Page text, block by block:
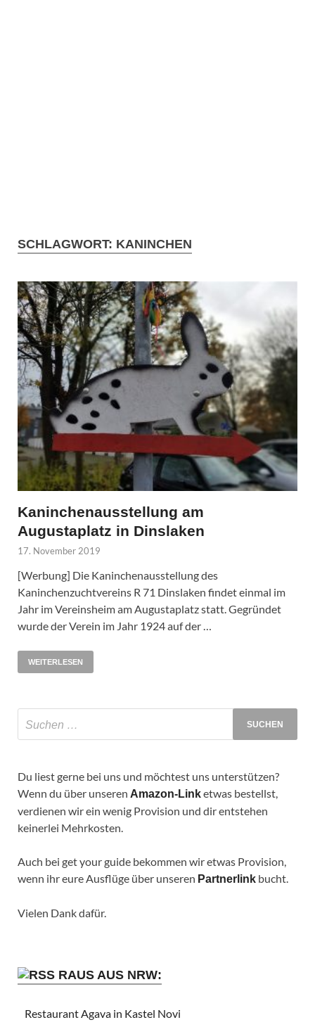
SCHLAGWORT: KANINCHEN
Kaninchenausstellung am
Augustaplatz in Dinslaken
17. November 2019
[Werbung] Die Kaninchenausstellung des
Kaninchenzuchtvereins R 71 Dinslaken findet einmal im
Jahr im Vereinsheim am Augustaplatz statt. Gegründet
wurde der Verein im Jahr 1924 auf der …
WEITERLESEN
Du liest gerne bei uns und möchtest uns unterstützen?
Wenn du über unseren Amazon-Linketwas bestellst,
verdienen wir ein wenig Provision und dir entstehen
keinerlei Mehrkosten.
Auch bei get your guide bekommen wir etwas Provision,
wenn ihr eure Ausflüge über unseren Partnerlink bucht.
Vielen Dank dafür.
RAUS AUS NRW:
Restaurant Agava in Kastel Novi